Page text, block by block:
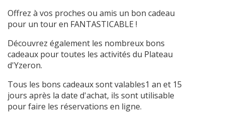
Offrez à vos proches ou amis un bon cadeau
pour un tour en FANTASTICABLE !
Découvrez également les nombreux bons
cadeaux pour toutes les activités du Plateau
d'Yzeron.
Tous les bons cadeaux sont valables1 an et 15
jours après la date d'achat, ils sont utilisable
pour faire les réservations en ligne.